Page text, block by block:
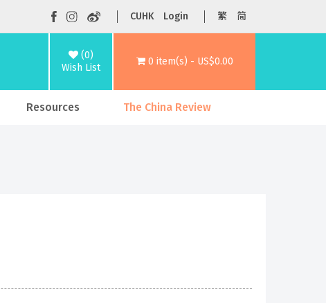
CUHK Login 繁 简
(0)
Wish List
0 item(s) - US$0.00
Resources The China Review